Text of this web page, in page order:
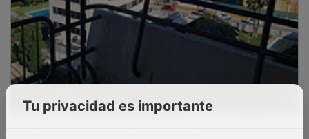
Tu privacidad es importante